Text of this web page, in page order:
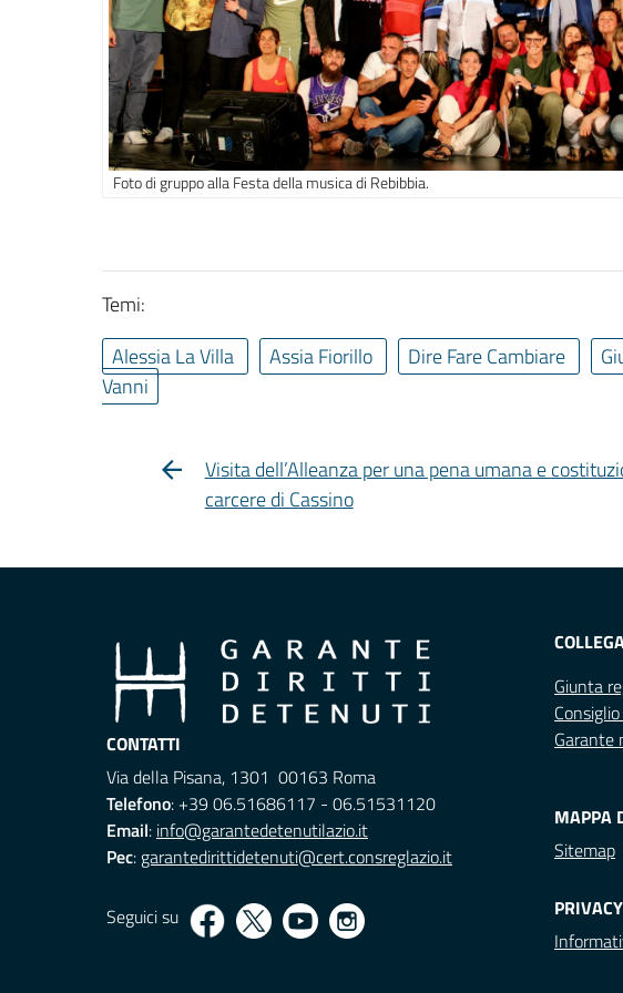
Foto di gruppo alla Festa della musica di Rebibbia.
Temi:
Alessia La Villa
Assia Fiorillo Dire Fare Cambiare
Vanni
Visita dell’Alleanza per una pena umana e
carcere di Cassino
CONTATTI
Via della Pisana, 1301 00163 Roma
Telefono: +39 06.51686117 - 06.51531120
Email: info@garantedetenutilazio.it
Pec: garantedirittidetenuti@cert.consreglazio.it
Seguici su
Giunta
Garante
MAPPA
Sitemap
PRIVACY